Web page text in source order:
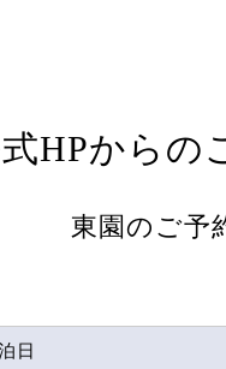
HPからの
東園のご予
日